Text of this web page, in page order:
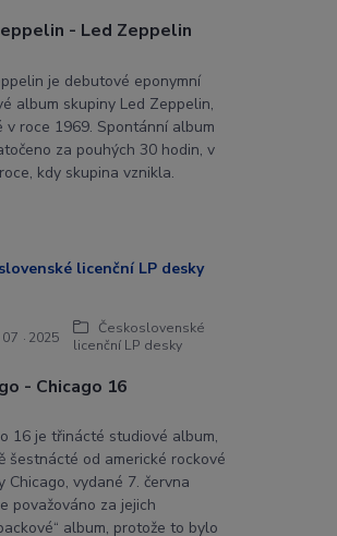
- Led Zeppelin
je debutové eponymní
album skupiny Led Zeppelin,
v roce 1969. Spontánní album
za pouhých 30 hodin, v
kdy skupina vznikla.
- Chicago 16
07 2025
Československé
licenční LP desky
16 je třinácté studiové album,
šestnácté od americké rockové
Chicago, vydané 7. června
považováno za jejich
album, protože to bylo